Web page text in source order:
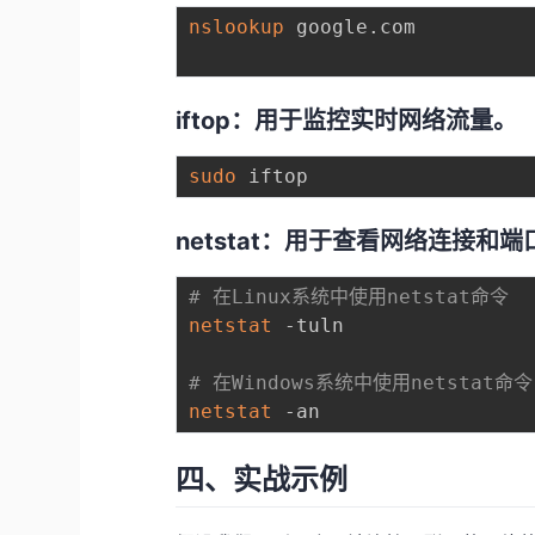
nslookup google.com
iftop：用于监控实时网络流量。
sudo
netstat：用于查看网络连接和端
# 在Linux系统中使用netstat命令
netstat
-tuln
# 在Windows系统中使用netstat命令
netstat
四、实战示例